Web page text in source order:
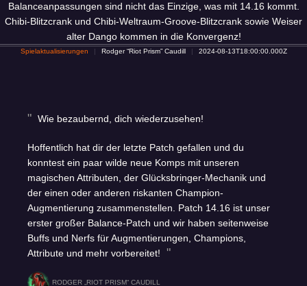
Balanceanpassungen sind nicht das Einzige, was mit 14.16 kommt.
Chibi-Blitzcrank und Chibi-Weltraum-Groove-Blitzcrank sowie Weiser
alter Dango kommen in die Konvergenz!
Spielaktualisierungen Rodger “Riot Prism” Caudill 2024-08-13T18:00:00.000Z
Wie bezaubernd, dich wiederzusehen!
Hoffentlich hat dir der letzte Patch gefallen und du
konntest ein paar wilde neue Komps mit unseren
magischen Attributen, der Glücksbringer-Mechanik und
der einen oder anderen riskanten Champion-
Augmentierung zusammenstellen. Patch 14.16 ist unser
erster großer Balance-Patch und wir haben seitenweise
Buffs und Nerfs für Augmentierungen, Champions,
Attribute und mehr vorbereitet!
RODGER „RIOT PRISM“ CAUDILL